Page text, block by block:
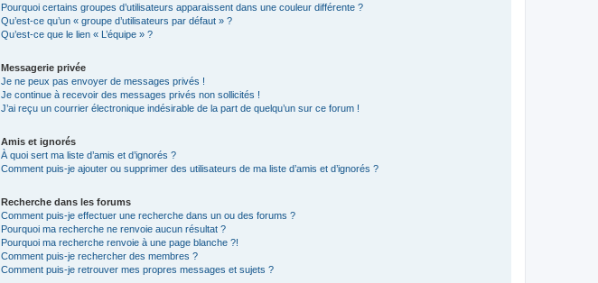
Pourquoi certains groupes d’utilisateurs apparaissent dans une couleur différente ?
Qu’est-ce qu’un « groupe d’utilisateurs par défaut » ?
Qu’est-ce que le lien « L’équipe » ?
Messagerie privée
Je ne peux pas envoyer de messages privés !
Je continue à recevoir des messages privés non sollicités !
J’ai reçu un courrier électronique indésirable de la part de quelqu’un sur ce forum !
Amis et ignorés
À quoi sert ma liste d’amis et d’ignorés ?
Comment puis-je ajouter ou supprimer des utilisateurs de ma liste d’amis et d’ignorés ?
Recherche dans les forums
Comment puis-je effectuer une recherche dans un ou des forums ?
Pourquoi ma recherche ne renvoie aucun résultat ?
Pourquoi ma recherche renvoie à une page blanche ?!
Comment puis-je rechercher des membres ?
Comment puis-je retrouver mes propres messages et sujets ?